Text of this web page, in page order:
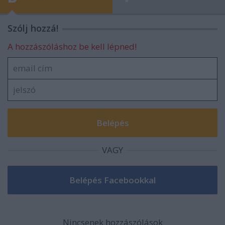
Szólj hozzá!
A hozzászóláshoz be kell lépned!
VAGY
Nincsenek hozzászólások